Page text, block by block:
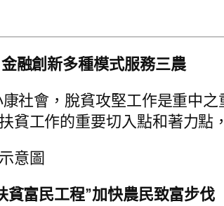
融創新多種模式服務三農
康社會，脫貧攻堅工作是重中
貧工作的重要切入點和著力
意圖
貧富民工程”加快農民致富步伐